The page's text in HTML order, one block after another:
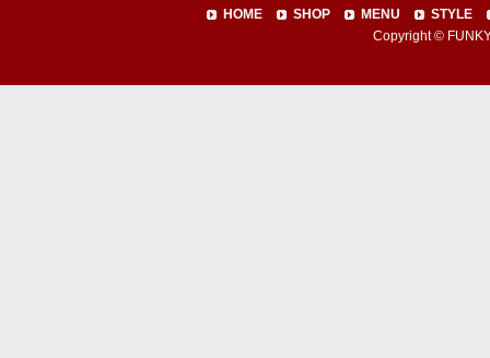
HOME SHOP MENU
STYLE
Copyright ©